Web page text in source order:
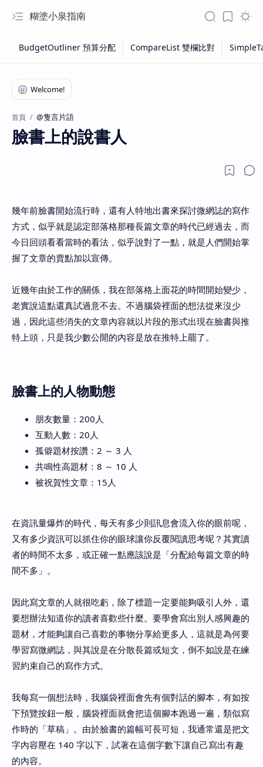
糊塗小泉指南
首頁 @隻言片語
臉書上的說書人
幾年前臉書開始流行時，還有人特地出書來探討微網誌的寫作
方式，似乎就是認定部落格那種長篇文章的時代已經過去，而
今日回頭看看當時的看法，似乎說對了一點，就是人們開始掌
握了文章的賣點加以宣傳。
近幾年由於工作的關係，我在部落格上面花的時間開始變少，
老實說這點還真試過意不去。不過腦袋裡面的想法從來沒少
過，因此這些消失的文章內容就以片段的形式出現在臉書與推
特上頭，只是我少數公開的內容是放在推特上罷了。
臉書上的人物動態
朋友數量：200人
互動人數：20人
孤僻題材按讚：2 ～ 3 人
共鳴性高題材：8 ～ 10 人
被祝賀性文章：15人
在資訊量爆炸的時代，每天有多少則訊息會流入你的眼前呢，
又有多少資訊可以抓住你的眼球讓你反覆閱讀思考呢？其實讀
者的時間不太多，或正確一點應該說是「分配給每篇文章的時
間不多」。
因此寫文章的人就很吃虧，除了標題一定要能夠吸引人外，還
要想辦法知道你的讀者喜歡些什麼。要學會寫出別人感興趣的
題材，才能夠讓自己喜歡的事物分享給更多人，這就是為何要
學習寫微網誌，與其說是在分散長篇或短文，倒不如說是在練
習約束自己的寫作方式。
我每寫一個想法時，我腦袋裡面會先有個對話的腳本，有如按
下預覽按鈕一般，腦袋裡面就會把這個腳本跑過一遍，類似寫
作時的「草稿」。由於臉書的篇幅可長可短，我通常還是把文
字內容壓在 140 字以下，試著在這個字數下讓自己寫出有趣
的內容。